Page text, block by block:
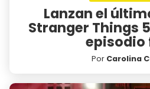
Lanzan el
Stranger Things
episodio
Por Carolina